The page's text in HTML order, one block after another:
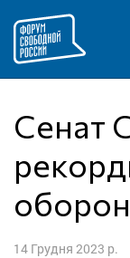
до
вмісту
Сенат США схвалив
14 Грудня 2023 р.